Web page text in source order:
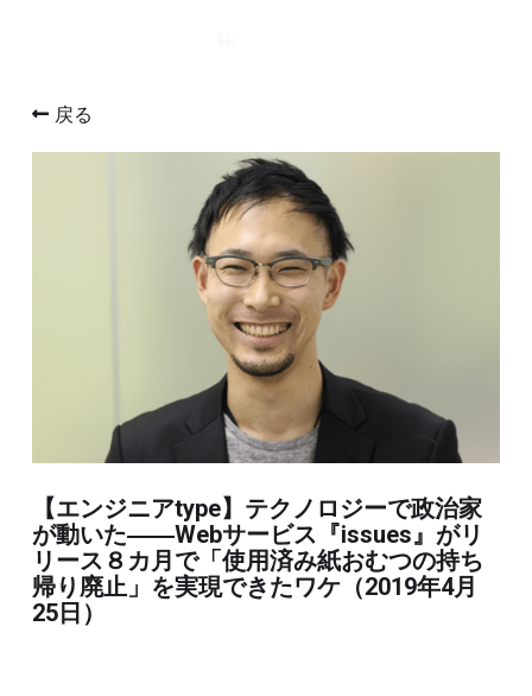
戻る
【エンジニアtype】テクノロジーで政治家
が動いた――Webサービス『issues』がリ
リース８カ月で「使用済み紙おむつの持ち
帰り廃止」を実現できたワケ（2019年4月
25日）